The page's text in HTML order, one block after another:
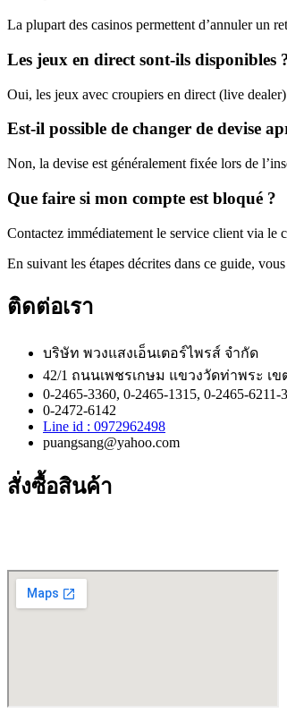
La plupart des casinos permettent d’annuler un
Les jeux en direct sont-ils disponibles
Oui, les jeux avec croupiers en direct (live
Est-il possible de changer de devise
Non, la devise est généralement fixée lors de
Que faire si mon compte est bloqué ?
Contactez immédiatement le service client via le
En suivant les étapes décrites dans ce guide,
ติดต่อเรา
บริษัท พวงแสงเอ็นเตอร์ไพรส์ จำกัด
42/1 ถนนเพชรเกษม แขวงวัดท่าพระ เ
0-2465-3360, 0-2465-1315, 0-2465-6211-3
0-2472-6142
Line id : 0972962498
puangsang@yahoo.com
สั่งซื้อสินค้า